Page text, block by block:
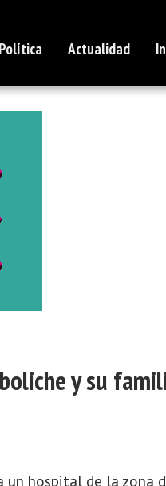
Política Actualidad
y su
hospital de la zona